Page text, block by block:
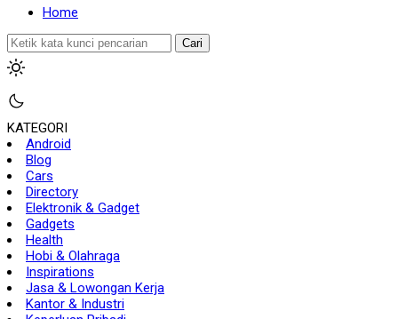
Home
Cari
KATEGORI
Android
Blog
Cars
Directory
Elektronik & Gadget
Gadgets
Health
Hobi & Olahraga
Inspirations
Jasa & Lowongan Kerja
Kantor & Industri